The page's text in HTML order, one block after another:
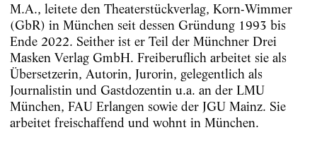
M.A., leitete den Theaterstückverlag, Korn-Wimmer
(GbR) in München seit dessen Gründung 1993 bis
Ende 2022. Seither ist er Teil der Münchner Drei
Masken Verlag GmbH. Freiberuflich arbeitet sie als
Übersetzerin, Autorin, Jurorin, gelegentlich als
Journalistin und Gastdozentin u.a. an der LMU
München, FAU Erlangen sowie der JGU Mainz. Sie
arbeitet freischaffend und wohnt in München.